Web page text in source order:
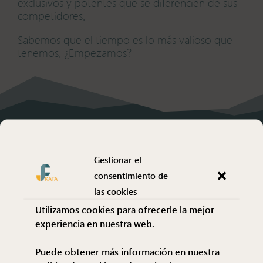
Gestionar el
consentimiento de
las cookies
Utilizamos cookies para ofrecerle la mejor
experiencia en nuestra web.
Puede obtener más información en nuestra
competidores.
Sabemos que el tiempo es lo más valioso que
tenemos. ¿Empezamos?
Organización / Creación de contenido
Organizamos todo el contenido de forma
coherente para buscadores implementándolo
de forma estratégica, generando buenas